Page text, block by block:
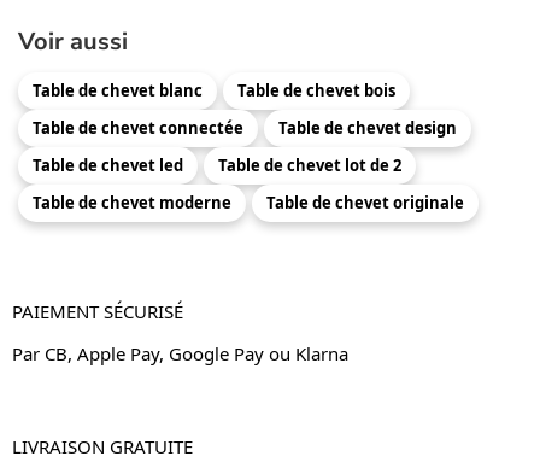
Voir aussi
Table de chevet blanc
Table de chevet bois
Table de chevet connectée
Table de chevet design
Table de chevet led
Table de chevet lot de 2
Table de chevet moderne
Table de chevet originale
PAIEMENT SÉCURISÉ
Par CB, Apple Pay, Google Pay ou Klarna
LIVRAISON GRATUITE